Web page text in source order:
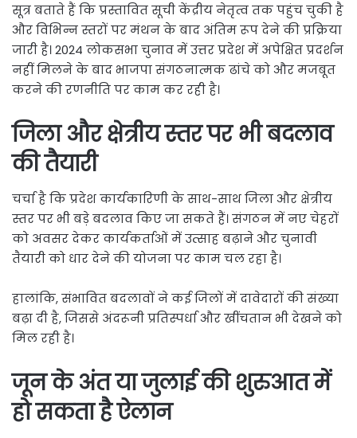
सूत्र बताते हैं कि प्रस्तावित सूची केंद्रीय नेतृत्व तक पहुंच चुकी है
और विभिन्न स्तरों पर मंथन के बाद अंतिम रूप देने की प्रक्रिया
जारी है। 2024 लोकसभा चुनाव में उत्तर प्रदेश में अपेक्षित प्रदर्शन
नहीं मिलने के बाद भाजपा संगठनात्मक ढांचे को और मजबूत
करने की रणनीति पर काम कर रही है।
जिला और क्षेत्रीय स्तर पर भी बदलाव
की तैयारी
चर्चा है कि प्रदेश कार्यकारिणी के साथ-साथ जिला और क्षेत्रीय
स्तर पर भी बड़े बदलाव किए जा सकते हैं। संगठन में नए चेहरों
को अवसर देकर कार्यकर्ताओं में उत्साह बढ़ाने और चुनावी
तैयारी को धार देने की योजना पर काम चल रहा है।
हालांकि, संभावित बदलावों ने कई जिलों में दावेदारों की संख्या
बढ़ा दी है, जिससे अंदरूनी प्रतिस्पर्धा और खींचतान भी देखने को
मिल रही है।
जून के अंत या जुलाई की शुरुआत में
हो सकता है ऐलान